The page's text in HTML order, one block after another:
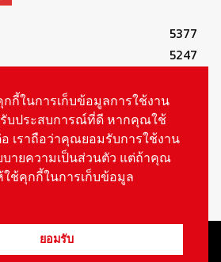
5377
5247
All Rights Reserved Autolifethailand
กกี้ในการเก็บข้อมูลการใช้งาน
บประสบการณ์ที่ดี หากคุณใช้
อ เราถือว่าคุณยอมรับการใช้งาน
บายความเป็นส่วนตัว แต่ถ้าคุณ
ใช้คุกกี้ในการเก็บข้อมูล
ยอมรับ